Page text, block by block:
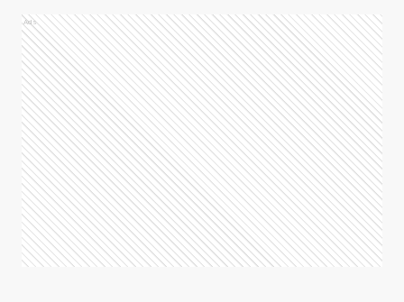
Ads